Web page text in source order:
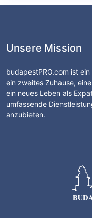
Unsere Mission
budapestPRO.com ist
ein zweites Zuhause,
ein neues Leben als
umfassende
anzubieten.